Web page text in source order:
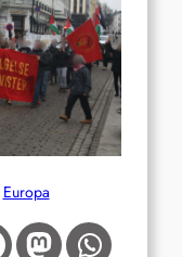
Europa